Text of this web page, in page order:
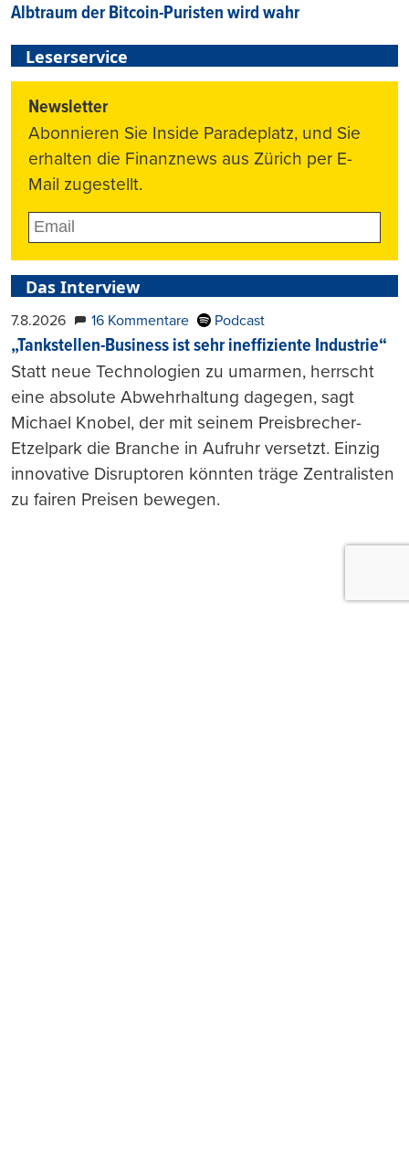
Albtraum der Bitcoin-Puristen wird wahr
Leserservice
Newsletter
Abonnieren Sie Inside Paradeplatz, und Sie
erhalten die Finanznews aus Zürich per E-
Mail zugestellt.
Das Interview
7.8.2026 16 Kommentare Podcast
„Tankstellen-Business ist sehr ineffiziente Industrie“
Statt neue Technologien zu umarmen, herrscht
eine absolute Abwehrhaltung dagegen, sagt
Michael Knobel, der mit seinem Preisbrecher-
Etzelpark die Branche in Aufruhr versetzt. Einzig
innovative Disruptoren könnten träge Zentralisten
zu fairen Preisen bewegen.